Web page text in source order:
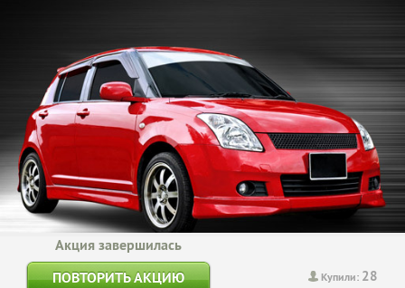
Купили: 28
Акция завершилась
ПОВТОРИТЬ АКЦИЮ